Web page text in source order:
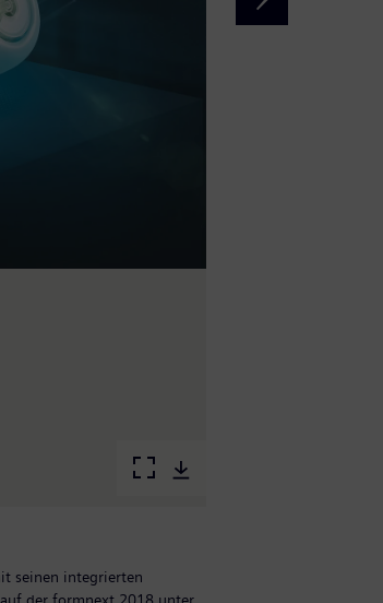
seinen integrierten
der formnext 2018 unter